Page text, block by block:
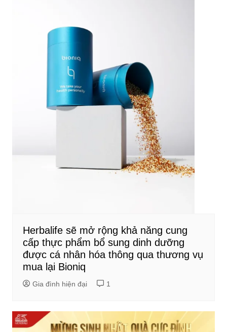
Herbalife sẽ mở rộng khả năng cung
cấp thực phẩm bổ sung dinh dưỡng
được cá nhân hóa thông qua thương vụ
mua lại Bioniq
Gia đình hiện đại 1